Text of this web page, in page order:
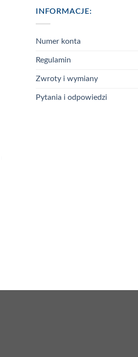
INFORMACJE:
Numer konta
Regulamin
Zwroty i wymiany
Pytania i odpowiedzi